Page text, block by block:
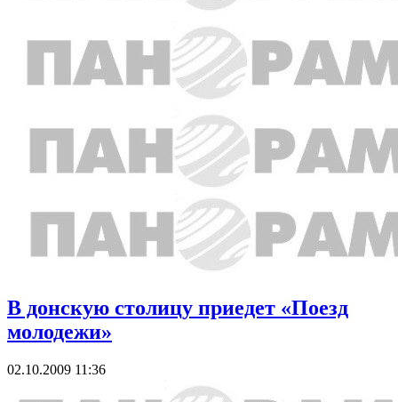
В донскую столицу приедет «Поезд
молодежи»
02.10.2009 11:36